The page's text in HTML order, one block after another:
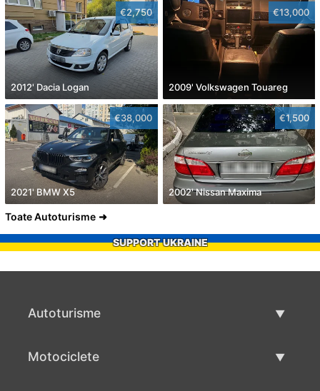
€2,750
2012' Dacia Logan
€13,000
2009' Volkswagen Touareg
€38,000
2021' BMW X5
€1,500
2002' Nissan Maxima
Toate Autoturisme
SUPPORT UKRAINE
Autoturisme
Motociclete